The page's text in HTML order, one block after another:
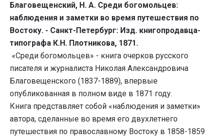
Благовещенский, Н. А. Среди богомольцев:
наблюдения и заметки во время путешествия по
Востоку. - Санкт-Петербург: Изд. книгопродавца-
типографа К.Н. Плотникова, 1871.
«Среди богомольцев» - книга очерков русского
писателя и журналиста Николая Александровича
Благовещенского (1837-1889), впервые
опубликованная в полном виде в 1871 году.
Книга представляет собой «наблюдения и заметки»
автора, сделанные во время его двухлетнего
путешествия по православному Востоку в 1858-1859